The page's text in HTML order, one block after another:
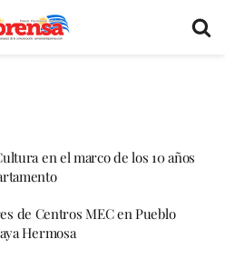
en el marco de los 10 años
de Centros MEC en Pueblo
Hermosa